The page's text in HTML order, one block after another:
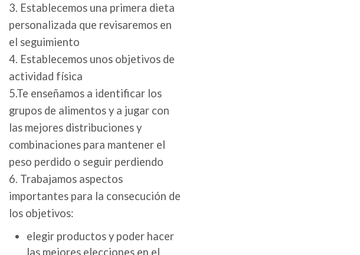
3. Establecemos una primera dieta
personalizada que revisaremos en
el seguimiento
4. Establecemos unos objetivos de
actividad física
5.Te enseñamos a identificar los
grupos de alimentos y a jugar con
las mejores distribuciones y
combinaciones para mantener el
peso perdido o seguir perdiendo
6. Trabajamos aspectos
importantes para la consecución de
los objetivos:
elegir productos y poder hacer
las mejores elecciones en el